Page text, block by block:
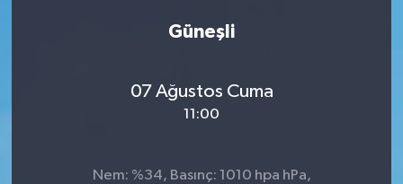
Güneşli
07 Ağustos Cuma
11:00
Nem: %34, Basınç: 1010 hpa hPa,